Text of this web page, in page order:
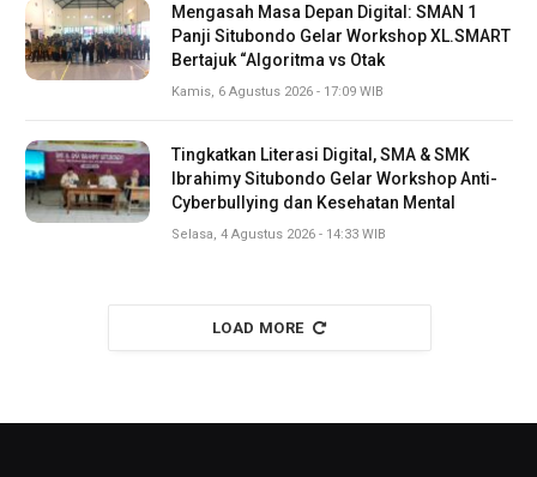
Mengasah Masa Depan Digital: SMAN 1
Panji Situbondo Gelar Workshop XL.SMART
Bertajuk “Algoritma vs Otak
Kamis, 6 Agustus 2026 - 17:09 WIB
Tingkatkan Literasi Digital, SMA & SMK
Ibrahimy Situbondo Gelar Workshop Anti-
Cyberbullying dan Kesehatan Mental
Selasa, 4 Agustus 2026 - 14:33 WIB
LOAD MORE